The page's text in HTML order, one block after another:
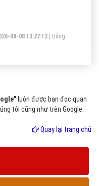
08-08 13:27:12
Đăng
luôn được bạn đọc quan
tôi cũng như trên Google.
Quay lại trang chủ